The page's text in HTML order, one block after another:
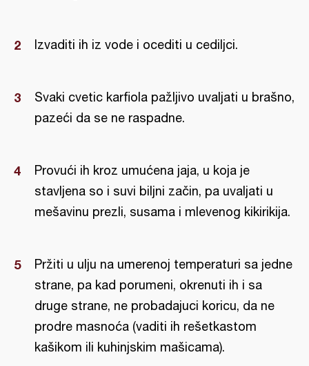
Izvaditi ih iz vode i ocediti u cediljci.
Svaki cvetic karfiola pažljivo uvaljati u brašno,
pazeći da se ne raspadne.
Provući ih kroz umućena jaja, u koja je
stavljena so i suvi biljni začin, pa uvaljati u
mešavinu prezli, susama i mlevenog kikirikija.
Pržiti u ulju na umerenoj temperaturi sa jedne
strane, pa kad porumeni, okrenuti ih i sa
druge strane, ne probadajuci koricu, da ne
prodre masnoća (vaditi ih rešetkastom
kašikom ili kuhinjskim mašicama).